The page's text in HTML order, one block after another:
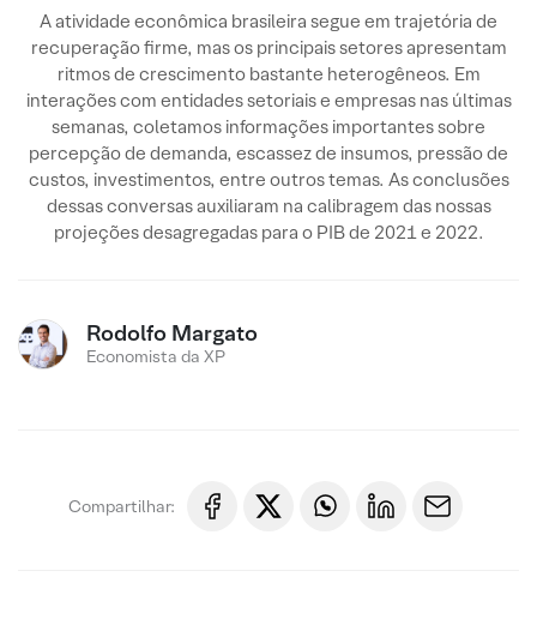
A atividade econômica brasileira segue em trajetória de
recuperação firme, mas os principais setores apresentam
ritmos de crescimento bastante heterogêneos. Em
interações com entidades setoriais e empresas nas últimas
semanas, coletamos informações importantes sobre
percepção de demanda, escassez de insumos, pressão de
custos, investimentos, entre outros temas. As conclusões
dessas conversas auxiliaram na calibragem das nossas
projeções desagregadas para o PIB de 2021 e 2022.
Rodolfo Margato
Economista da XP
Compartilhar: